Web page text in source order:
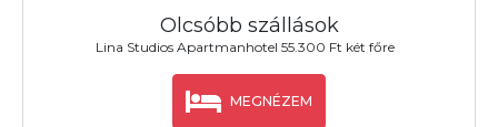
Olcsóbb szállások
Lina Studios Apartmanhotel 55.300 Ft két főre
MEGNÉZEM